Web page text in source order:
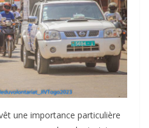
une importance particulière